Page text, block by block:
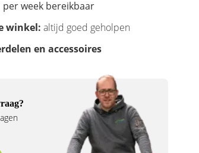
per week bereikbaar
winkel: altijd goed geholpen
en accessoires